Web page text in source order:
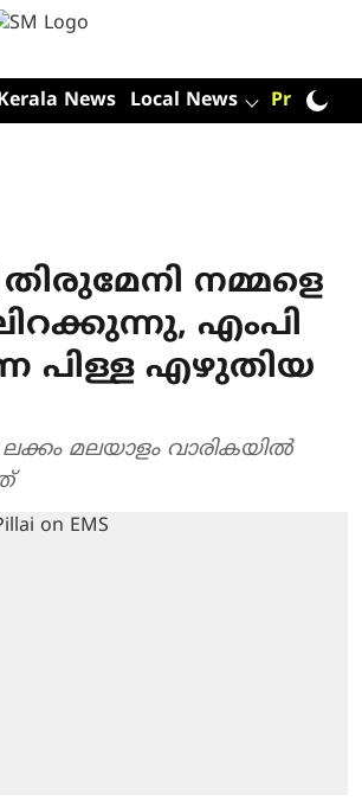
News Local News Premium
നമ്മളെ
എംപി
പിള്ള എഴുതിയ
മലയാളം വാരികയില്‍